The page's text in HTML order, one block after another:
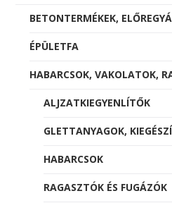
BETONTERMÉKEK,
ÉPÜLETFA
HABARCSOK, VAKOLATOK,
ALJZATKIEGYENLÍTŐK
GLETTANYAGOK,
HABARCSOK
RAGASZTÓK ÉS FUGÁZÓK